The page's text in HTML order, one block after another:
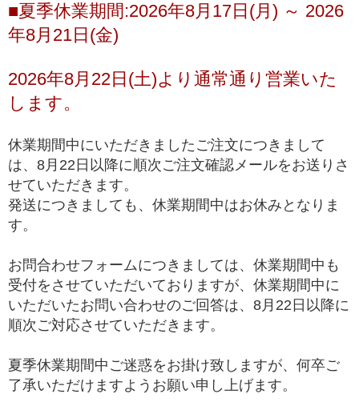
※上記の階級は、主に産出量の最も多いゴールドルチルクォーツを対象に適
用している基準となります。ビーズへの加工が少ない希少な色味の種類にお
チルクォーツと同じ基準値で品質を測ることが難しく、高品質以上の品質階
級を基本的に定めておりません。
*1 トップクオリティは、品質が最も高いという意味で一般に用いられ、最
■夏季休業期間:2026年8月17日(月) ～ 2026
年8月21日(金)
2026年8月22日(土)より通常通り営業いた
します。
休業期間中にいただきましたご注文につきまして
は、8月22日以降に順次ご注文確認メールをお送りさ
せていただきます。
発送につきましても、休業期間中はお休みとなりま
す。
お問合わせフォームにつきましては、休業期間中も
受付をさせていただいておりますが、休業期間中に
いただいたお問い合わせのご回答は、8月22日以降に
順次ご対応させていただきます。
夏季休業期間中ご迷惑をお掛け致しますが、何卒ご
了承いただけますようお願い申し上げます。